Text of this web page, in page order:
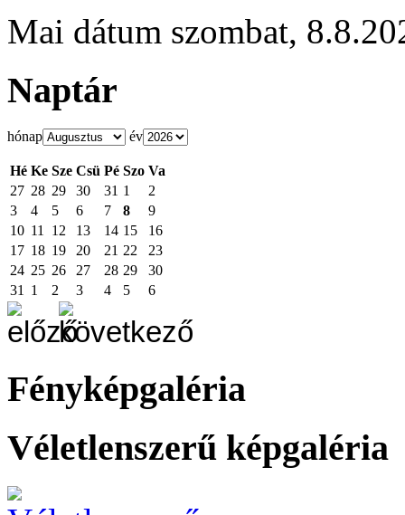
Mai dátum szombat,
Naptár
hónap év
Hé Ke Sze Csü Pé Szo Va
27 28 29 30 31 1
2
3
4 5 6 7 8
9
10 11 12 13 14 15
16
17 18 19 20 21 22
23
24 25 26 27 28 29
30
31
1 2 3 4 5 6
Fényképgaléria
Véletlenszerű képgaléria